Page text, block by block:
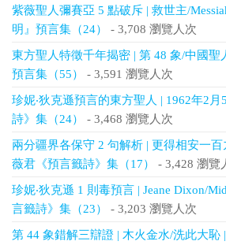
紫薇聖人彌賽亞 5 點破斥 | 救世主/
明』預言集（24）
- 3,708 瀏覽人次
東方聖人特徵千年揭密 | 第 48 象/中國聖
預言集（55）
- 3,591 瀏覽人次
珍妮‧狄克遜預言的東方聖人 | 1962年2
詩》集（24）
- 3,468 瀏覽人次
兩分疆界各保守 2 句解析 | 更得相安一
薇君《預言籤詩》集（17）
- 3,428 瀏覽
珍妮‧狄克遜 1 則毒預言 | Jeane Dixon/
言籤詩》集（23）
- 3,203 瀏覽人次
第 44 象錯解三辯證 | 木火金水/洗此大恥